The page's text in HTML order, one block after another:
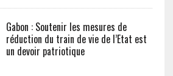
Gabon : Soutenir les mesures de
réduction du train de vie de l’Etat est
un devoir patriotique